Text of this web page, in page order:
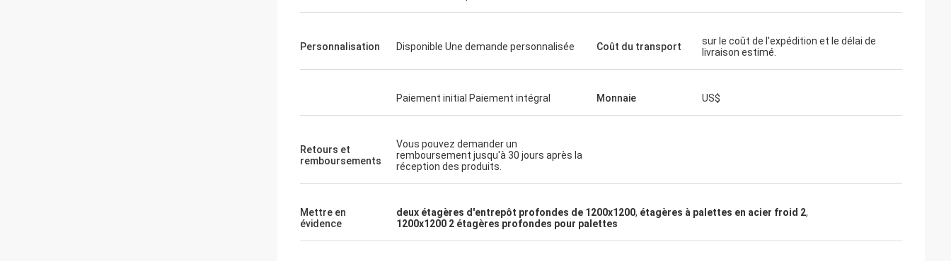
Personnalisation Disponible Une demande personnalisée Coût du transport
sur le coût de l'expédition et le délai de
livraison estimé.
Paiement initial Paiement intégral Monnaie US$
Retours et
remboursements
Vous pouvez demander un
remboursement jusqu'à 30 jours après la
réception des produits.
Mettre en
évidence
deux étagères d'entrepôt profondes de 1200x1200, étagères à palettes en acier froid 2,
1200x1200 2 étagères profondes pour palettes